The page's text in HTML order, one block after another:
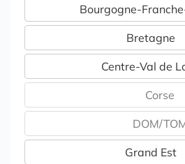
Bourgogne-
Bretagne
Centre-Val de
Corse
DOM/
Grand Est